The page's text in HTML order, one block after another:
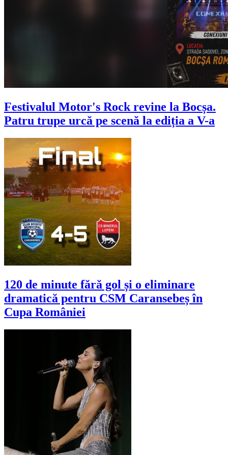
Festivalul Motor's Rock revine la Bocșa.
Patru trupe urcă pe scenă la ediția a V-a
120 de minute fără gol și o eliminare
dramatică pentru CSM Caransebeș în
Cupa României